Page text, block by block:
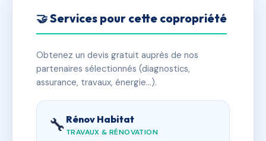
🤝 Services pour cette copropriété
Obtenez un devis gratuit auprès de nos
partenaires sélectionnés (diagnostics,
assurance, travaux, énergie…).
🔧 Rénov Habitat
TRAVAUX & RÉNOVATION